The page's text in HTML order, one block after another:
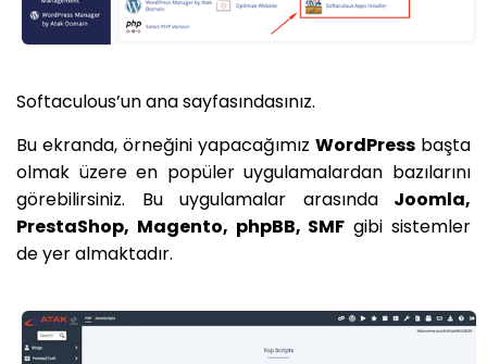
Softaculous’un ana sayfasındasınız.
Bu ekranda, örneğini yapacağımız WordPress başta
olmak üzere en popüler uygulamalardan bazılarını
görebilirsiniz. Bu uygulamalar arasındaJoomla,
PrestaShop, Magento, phpBB, SMF gibi sistemler
de yer almaktadır.